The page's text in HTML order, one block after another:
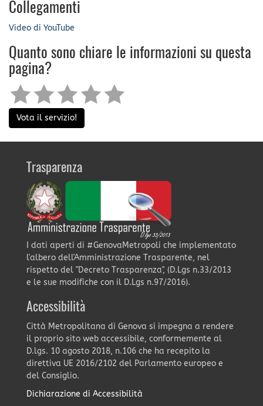
Collegamenti
Video di YouTube
Quanto sono chiare le informazioni su questa
pagina?
Vota il servizio!
Trasparenza
I dati aperti di #GenovaMetropoli che implementato
l'albero dell'Amministrazione Trasparente, nel
rispetto del "Decreto Trasparenza", (D.Lgs n.33/2013
e le sue modifiche con il D.Lgs n.97/2016).
Accessibilità
Città Metropolitana di Genova si impegna a rendere
il proprio sito web accessibile, conformemente al
D.lgs. 10 agosto 2018, n.106 che ha recepito la
direttiva UE 2016/2102 del Parlamento europeo e
del Consiglio.
Dichiarazione di Accessibilità